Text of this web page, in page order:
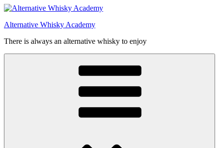
Videre
indhold
Alternative Whisky Academy
There is always an alternative whisky to enjoy